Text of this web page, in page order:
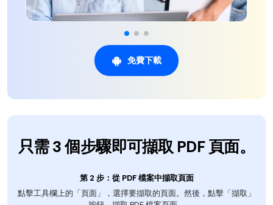
免費下載
只需 3 個步驟即可擷取 PDF 頁面。
第 2 步：從 PDF 檔案中擷取頁面
點擊工具欄上的「頁面」，選擇要擷取的頁面。然後，點擊「擷取」